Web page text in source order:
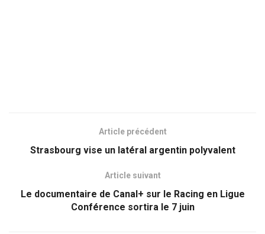
Article précédent
Strasbourg vise un latéral argentin polyvalent
Article suivant
Le documentaire de Canal+ sur le Racing en Ligue
Conférence sortira le 7 juin